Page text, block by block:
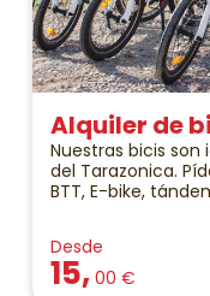
Alquiler de
Nuestras bicis son
del Tarazonica.
BTT, E-bike,
Desde
15, 00 €